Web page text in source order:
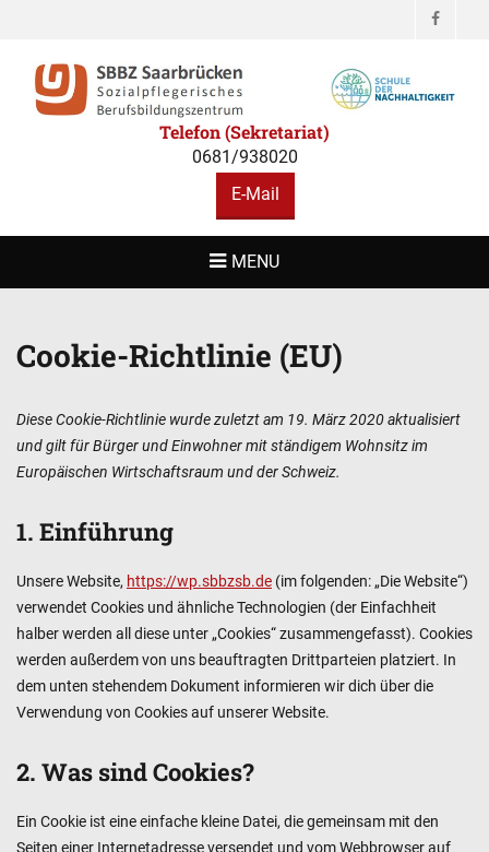
SBBZ
SAARBRÜCKEN
Sozialpflegerisches Berufsbildungszentrum
Telefon (Sekretariat)
0681/938020
E-Mail
MENU
Cookie-Richtlinie (EU)
Diese Cookie-Richtlinie wurde zuletzt am 19. März 2020 aktualisiert
und gilt für Bürger und Einwohner mit ständigem Wohnsitz im
Europäischen Wirtschaftsraum und der Schweiz.
1. Einführung
Unsere Website, https://wp.sbbzsb.de (im folgenden: „Die Website“)
verwendet Cookies und ähnliche Technologien (der Einfachheit
halber werden all diese unter „Cookies“ zusammengefasst). Cookies
werden außerdem von uns beauftragten Drittparteien platziert. In
dem unten stehendem Dokument informieren wir dich über die
Verwendung von Cookies auf unserer Website.
2. Was sind Cookies?
Ein Cookie ist eine einfache kleine Datei, die gemeinsam mit den
Seiten einer Internetadresse versendet und vom Webbrowser auf